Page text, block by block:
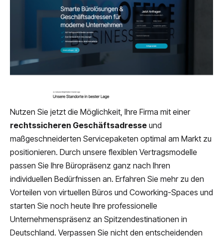
Nutzen Sie jetzt die Möglichkeit, Ihre Firma mit einer
rechtssicheren Geschäftsadresse und
maßgeschneiderten Servicepaketen optimal am Markt zu
positionieren. Durch unsere flexiblen Vertragsmodelle
passen Sie Ihre Büropräsenz ganz nach Ihren
individuellen Bedürfnissen an. Erfahren Sie mehr zu den
Vorteilen von virtuellen Büros und Coworking-Spaces und
starten Sie noch heute Ihre professionelle
Unternehmenspräsenz an Spitzendestinationen in
Deutschland. Verpassen Sie nicht den entscheidenden